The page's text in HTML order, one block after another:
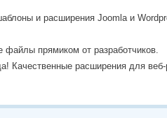
и расширения Joomla и
файлы прямиком от разработчиков.
Качественные расширения для веб-